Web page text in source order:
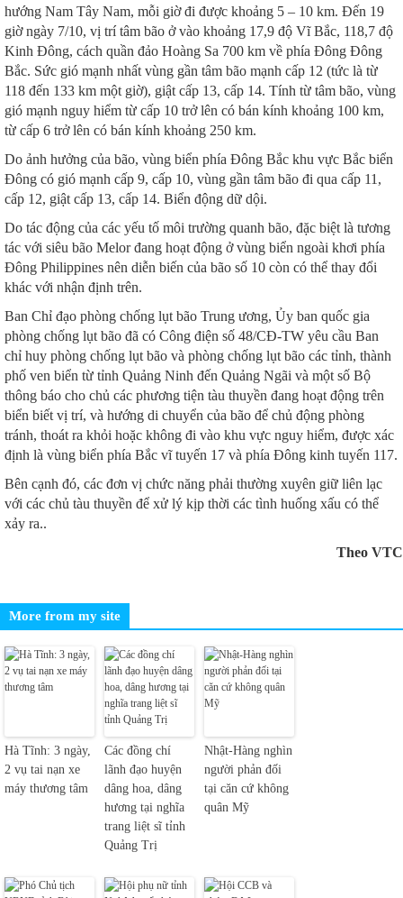
hướng Nam Tây Nam, mỗi giờ đi được khoảng 5 – 10 km. Đến 19
giờ ngày 7/10, vị trí tâm bão ở vào khoảng 17,9 độ Vĩ Bắc, 118,7 độ
Kinh Đông, cách quần đảo Hoàng Sa 700 km về phía Đông Đông
Bắc. Sức gió mạnh nhất vùng gần tâm bão mạnh cấp 12 (tức là từ
118 đến 133 km một giờ), giật cấp 13, cấp 14. Tính từ tâm bão, vùng
gió mạnh nguy hiểm từ cấp 10 trở lên có bán kính khoảng 100 km,
từ cấp 6 trở lên có bán kính khoảng 250 km.
Do ảnh hưởng của bão, vùng biển phía Đông Bắc khu vực Bắc biển
Đông có gió mạnh cấp 9, cấp 10, vùng gần tâm bão đi qua cấp 11,
cấp 12, giật cấp 13, cấp 14. Biển động dữ dội.
Do tác động của các yếu tố môi trường quanh bão, đặc biệt là tương
tác với siêu bão Melor đang hoạt động ở vùng biển ngoài khơi phía
Đông Philippines nên diễn biến của bão số 10 còn có thể thay đổi
khác với nhận định trên.
Ban Chỉ đạo phòng chống lụt bão Trung ương, Ủy ban quốc gia
phòng chống lụt bão đã có Công điện số 48/CĐ-TW yêu cầu Ban
chỉ huy phòng chống lụt bão và phòng chống lụt bão các tỉnh, thành
phố ven biển từ tỉnh Quảng Ninh đến Quảng Ngãi và một số Bộ
thông báo cho chủ các phương tiện tàu thuyền đang hoạt động trên
biển biết vị trí, và hướng di chuyển của bão để chủ động phòng
tránh, thoát ra khỏi hoặc không đi vào khu vực nguy hiểm, được xác
định là vùng biển phía Bắc vĩ tuyến 17 và phía Đông kinh tuyến 117.
Bên cạnh đó, các đơn vị chức năng phải thường xuyên giữ liên lạc
với các chủ tàu thuyền để xử lý kịp thời các tình huống xấu có thể
xảy ra..
Theo VTC
More from my site
Hà Tĩnh: 3 ngày,
2 vụ tai nạn xe
máy thương tâm
Các đồng chí
lãnh đạo huyện
dâng hoa, dâng
hương tại nghĩa
trang liệt sĩ tỉnh
Quảng Trị
Nhật-Hàng nghìn
người phản đối
tại căn cứ không
quân Mỹ